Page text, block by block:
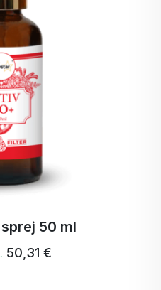
50 ml
50,31 €